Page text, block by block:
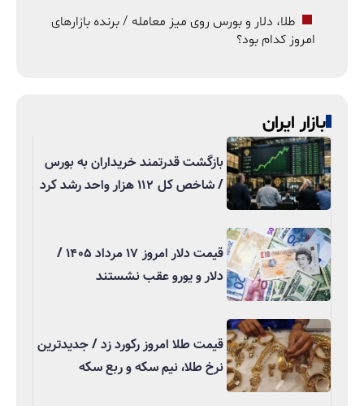
طلا، دلار و بورس روی میز معامله / برنده بازارهای
امروز کدام بود؟
بازار ایران
بازگشت قدرتمند خریداران به بورس
/ شاخص کل ۱۱۲ هزار واحد رشد کرد
قیمت دلار امروز ۱۷ مرداد ۱۴۰۵ /
دلار و یورو عقب نشستند
قیمت طلا امروز رکورد زد / جدیدترین
نرخ طلا، نیم سکه و ربع سکه